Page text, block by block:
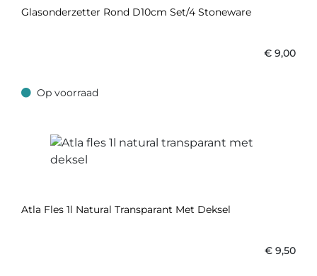
Glasonderzetter Rond D10cm Set/4 Stoneware
€ 9,00
Op voorraad
Op voorraad
Atla Fles 1l Natural Transparant Met Deksel
€ 9,50